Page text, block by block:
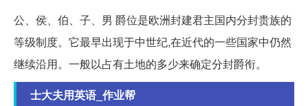
公、侯、伯、子、男 爵位是欧洲封建君主国内分封贵族的
等级制度。它最早出现于中世纪,在近代的一些国家中仍然
继续沿用。一般以占有土地的多少来确定分封爵衔。
士大夫用英语_作业帮